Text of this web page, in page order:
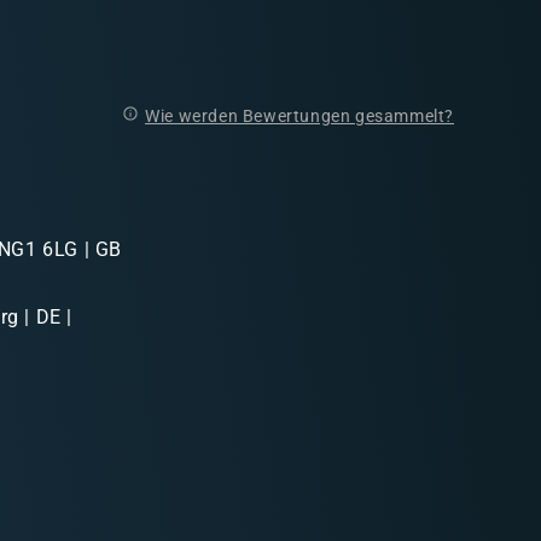
Wie werden Bewertungen gesammelt?
6LG | GB
| DE |